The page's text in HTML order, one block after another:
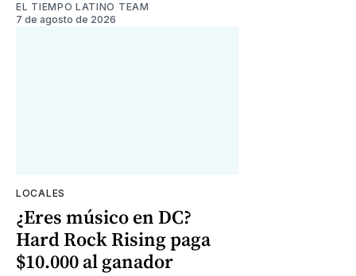
EL TIEMPO LATINO TEAM
7 de agosto de 2026
LOCALES
¿Eres músico en DC?
Hard Rock Rising paga
$10.000 al ganador